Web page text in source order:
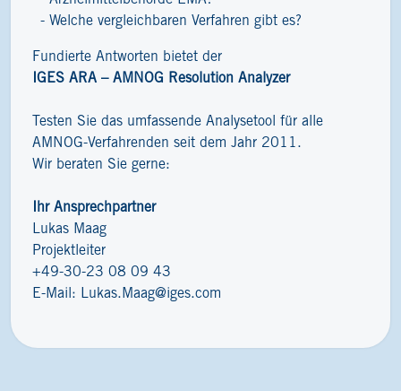
Welche vergleichbaren Verfahren gibt es?
Fundierte Antworten bietet der
IGES ARA – AMNOG Resolution Analyzer
Testen Sie das umfassende Analysetool für alle
AMNOG-Verfahrenden seit dem Jahr 2011.
Wir beraten Sie gerne:
Ihr Ansprechpartner
Lukas Maag
Projektleiter
+49-30-23 08 09 43
E-Mail: Lukas.Maag@iges.com